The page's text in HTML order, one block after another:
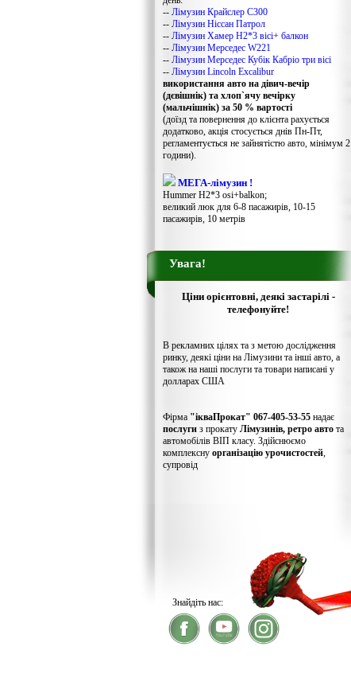
-- Лімузин Крайслер С300
-- Лімузин Ніссан Патрол
-- Лімузин Хамер Н2*3 вісі+ балкон
-- Лімузин Мерседес W221
-- Лімузин Мерседес Кубік Кабріо три вісі
-- Лімузин Lincoln Excalibur
використання авто на дівич-вечір
(дєвішнік) та хлоп`ячу вечірку
(мальчішнік) за 50 % вартості
(доїзд та повернення до клієнта рахується
додатково, акція стосується днів Пн-Пт,
регламентується не зайнятістю авто, мінімум 2
години).
МЕГА-лімузин !
Hummer H2*3 osi+balkon;
великий люк для 6-8 пасажирів, 10-15
пасажирів, 10 метрів
Увага!
Ціни орієнтовні, деякі застарілі -
телефонуйте!
В рекламних цілях та з метою дослідження
ринку, деякі ціни на Лімузини та інші авто, а
також на наші послуги та товари написані у
долларах США
Фірма "ікваПрокат" 067-405-53-55 надає
послуги з прокату Лімузинів, ретро авто та
автомобілів ВІП класу. Здійснюємо
комплексну організацію урочистостей,
супровід
Знайдіть нас: